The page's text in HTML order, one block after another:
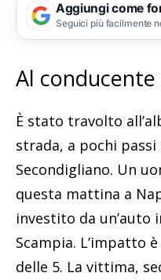
Aggiungi come
Seguici più facilmente
Al
È stato travolto
strada, a pochi
Secondigliano. Un
questa mattina a
investito da un’auto
Scampia. L’impatto
delle 5. La vittima,